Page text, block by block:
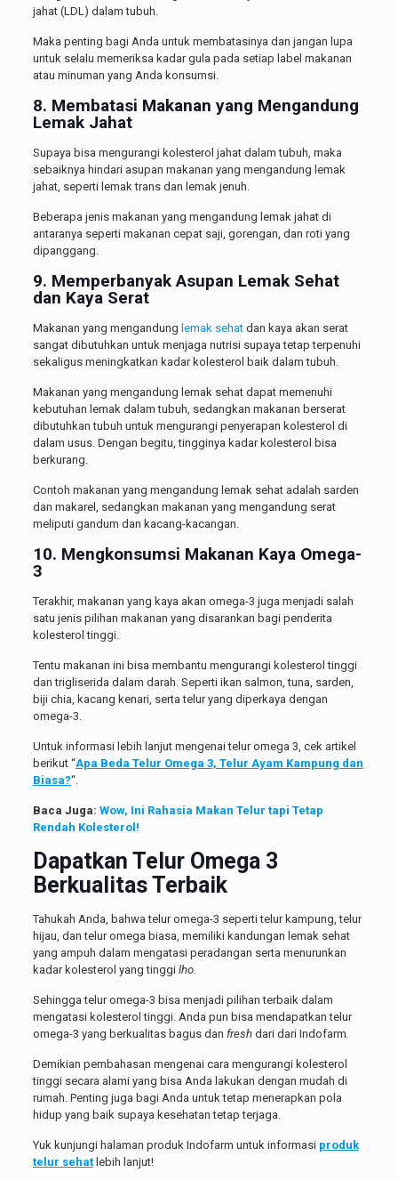
jahat (LDL) dalam tubuh.
Maka penting bagi Anda untuk membatasinya dan jangan lupa
untuk selalu memeriksa kadar gula pada setiap label makanan
atau minuman yang Anda konsumsi.
8. Membatasi Makanan yang Mengandung
Lemak Jahat
Supaya bisa mengurangi kolesterol jahat dalam tubuh, maka
sebaiknya hindari asupan makanan yang mengandung lemak
jahat, seperti lemak trans dan lemak jenuh.
Beberapa jenis makanan yang mengandung lemak jahat di
antaranya seperti makanan cepat saji, gorengan, dan roti yang
dipanggang.
9. Memperbanyak Asupan Lemak Sehat
dan Kaya Serat
Makanan yang mengandung lemak sehatdan kaya akan serat
sangat dibutuhkan untuk menjaga nutrisi supaya tetap terpenuhi
sekaligus meningkatkan kadar kolesterol baik dalam tubuh.
Makanan yang mengandung lemak sehat dapat memenuhi
kebutuhan lemak dalam tubuh, sedangkan makanan berserat
dibutuhkan tubuh untuk mengurangi penyerapan kolesterol di
dalam usus. Dengan begitu, tingginya kadar kolesterol bisa
berkurang.
Contoh makanan yang mengandung lemak sehat adalah sarden
dan makarel, sedangkan makanan yang mengandung serat
meliputi gandum dan kacang-kacangan.
10. Mengkonsumsi Makanan Kaya Omega-
3
Terakhir, makanan yang kaya akan omega-3 juga menjadi salah
satu jenis pilihan makanan yang disarankan bagi penderita
kolesterol tinggi.
Tentu makanan ini bisa membantu mengurangi kolesterol tinggi
dan trigliserida dalam darah. Seperti ikan salmon, tuna, sarden,
biji chia, kacang kenari, serta telur yang diperkaya dengan
omega-3.
Untuk informasi lebih lanjut mengenai telur omega 3, cek artikel
berikut “Apa Beda Telur Omega 3, Telur Ayam Kampung dan
Biasa?“.
Baca Juga: Wow, Ini Rahasia Makan Telur tapi Tetap
Rendah Kolesterol!
Dapatkan Telur Omega 3
Berkualitas Terbaik
Tahukah Anda, bahwa telur omega-3 seperti telur kampung, telur
hijau, dan telur omega biasa, memiliki kandungan lemak sehat
yang ampuh dalam mengatasi peradangan serta menurunkan
kadar kolesterol yang tinggi lho.
Sehingga telur omega-3 bisa menjadi pilihan terbaik dalam
mengatasi kolesterol tinggi. Anda pun bisa mendapatkan telur
omega-3 yang berkualitas bagus dan freshdari dari Indofarm.
Demikian pembahasan mengenai cara mengurangi kolesterol
tinggi secara alami yang bisa Anda lakukan dengan mudah di
rumah. Penting juga bagi Anda untuk tetap menerapkan pola
hidup yang baik supaya kesehatan tetap terjaga.
Yuk kunjungi halaman produk Indofarm untuk informasi produk
telur sehatlebih lanjut!